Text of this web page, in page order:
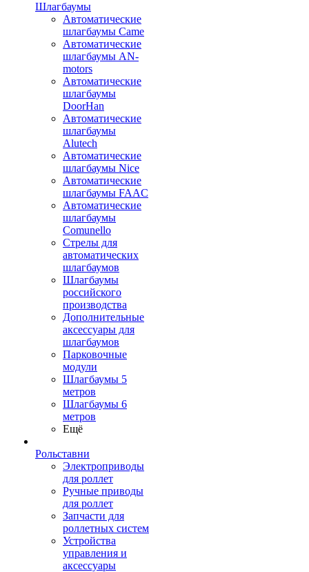
Шлагбаумы
Автоматические
шлагбаумы Came
Автоматические
шлагбаумы AN-
motors
Автоматические
шлагбаумы
DoorHan
Автоматические
шлагбаумы
Alutech
Автоматические
шлагбаумы Nice
Автоматические
шлагбаумы FAAC
Автоматические
шлагбаумы
Comunello
Стрелы для
автоматических
шлагбаумов
Шлагбаумы
российского
производства
Дополнительные
аксессуары для
шлагбаумов
Парковочные
модули
Шлагбаумы 5
метров
Шлагбаумы 6
метров
Ещё
Рольставни
Электроприводы
для роллет
Ручные приводы
для роллет
Запчасти для
роллетных систем
Устройства
управления и
аксессуары